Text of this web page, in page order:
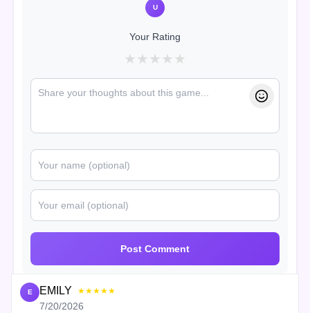
U
Your Rating
★ ★ ★ ★ ★
Post Comment
E EMILY ★★★★★
7/20/2026